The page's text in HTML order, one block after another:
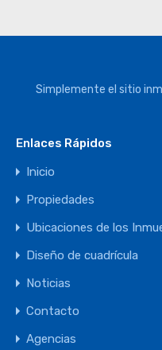
Simplemente el sitio
Enlaces Rápidos
Inicio
Propiedades
Ubicaciones de los
Diseño de cuadrícula
Noticias
Contacto
Agencias